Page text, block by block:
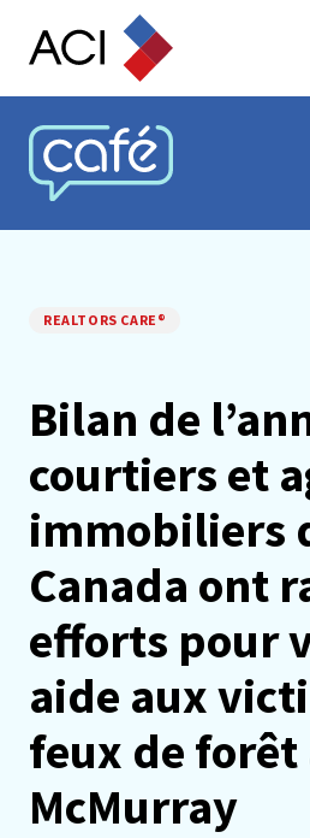
Skip to content
CAFÉ ACI
REALTORS CARE®
Bilan de
courtiers et
immobiliers
Canada ont
efforts pour
aide aux
feux de forêt
McMurray